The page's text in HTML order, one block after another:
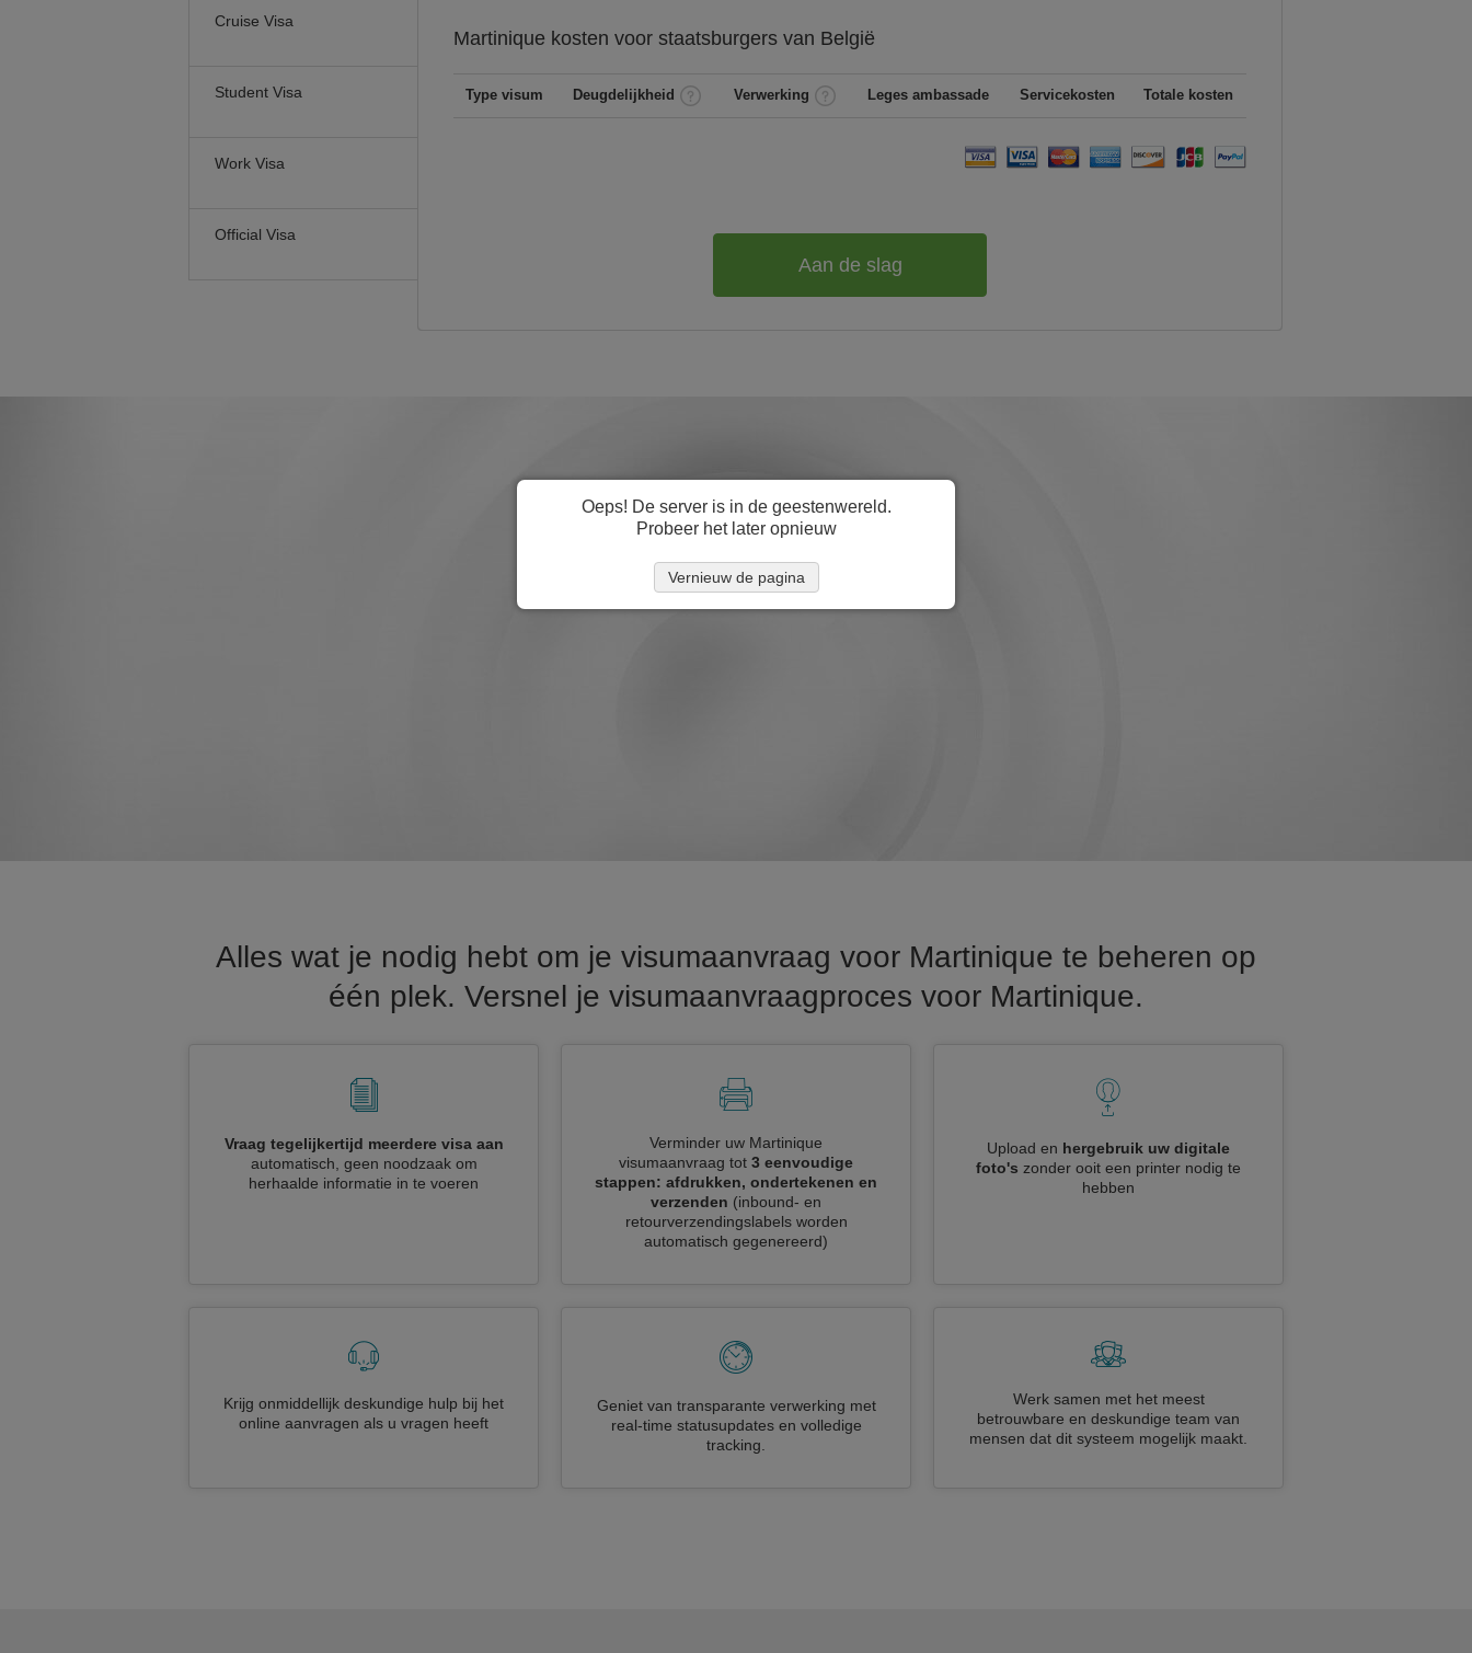
Cruise Visa
Student Visa
Work Visa
Official Visa
Martinique kosten voor staatsburgers van België
Type visum Deugdelijkheid Verwerking Leges ambassade Servicekosten Totale kosten
Aan de slag
Alles wat je nodig hebt om je visumaanvraag voor Martinique te beheren op
één plek. Versnel je visumaanvraagproces voor Martinique.
Vraag tegelijkertijd meerdere visa aan
automatisch, geen noodzaak om
herhaalde informatie in te voeren
Verminder uw Martinique
visumaanvraag tot 3 eenvoudige
stappen: afdrukken, ondertekenen en
verzenden (inbound- en
retourverzendingslabels worden
automatisch gegenereerd)
Upload en hergebruik uw digitale
foto's zonder ooit een printer nodig te
hebben
Krijg onmiddellijk deskundige hulp bij het
online aanvragen als u vragen heeft
Geniet van transparante verwerking met
real-time statusupdates en volledige
tracking.
Werk samen met het meest
betrouwbare en deskundige team van
mensen dat dit systeem mogelijk maakt.
Oeps! De server is in de geestenwereld.
Probeer het later opnieuw
Vernieuw de pagina